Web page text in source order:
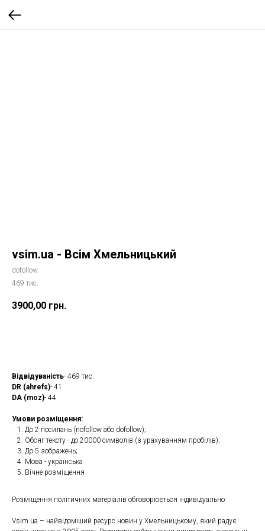
vsim.ua - Всім Хмельницький
dofollow
469 тис.
3900,00 грн.
Відвідуваність- 469 тис.
DR (ahrefs)- 41
DA (moz)- 44
Умови розміщення:
До 2 посилань (nofollow або dofollow);
Обсяг тексту - до 20000 символів (з урахуванням пробілів);
До 5 зображень;
Мова - українська
Вічне розміщення
Розміщення політичних матеріалів обговорюється індивідуально
Vsim.ua – найвідоміший ресурс новин у Хмельницькому, який радує